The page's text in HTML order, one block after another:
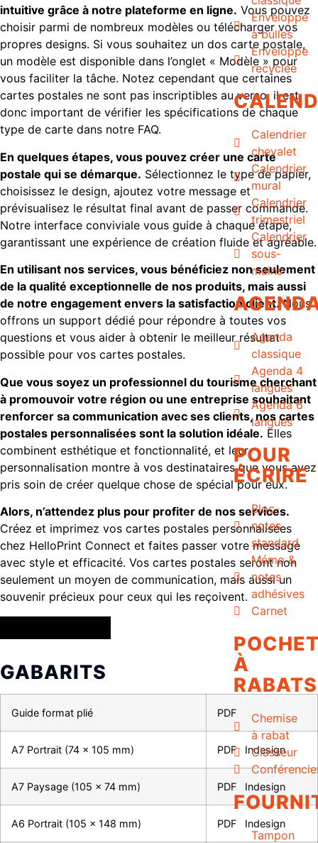
Enveloppe
à bulles
Enveloppe
recyclée
Calendrier
chevalet
Calendrier
mural
Calendrier
trimestriel
Calendrier
sous-
mains
Agenda
classique
Agenda 4
langues
Agenda 6
langues
POUR
ÉCRIRE
Bloc-
notes
standard
Mémo &
notes
adhésives
Carnet
À
RABATS
Chemise
à rabat
Classeur
Tampon
intuitive grâce à notre plateforme en ligne. Vous pouvez
choisir parmi de nombreux modèles ou télécharger vos
propres designs. Si vous souhaitez un dos carte postale,
un modèle est disponible dans l’onglet « Modèle » pour
vous faciliter la tâche. Notez cependant que certaines
cartes postales ne sont pas inscriptibles au verso, il est
donc important de vérifier les spécifications de chaque
type de carte dans notre FAQ.
En quelques étapes, vous pouvez créer une carte
postale qui se démarque. Sélectionnez le type de papier,
choisissez le design, ajoutez votre message et
prévisualisez le résultat final avant de passer commande.
Notre interface conviviale vous guide à chaque étape,
garantissant une expérience de création fluide et agréable.
En utilisant nos services, vous bénéficiez non seulement
de la qualité exceptionnelle de nos produits, mais aussi
de notre engagement envers la satisfaction client. Nous
offrons un support dédié pour répondre à toutes vos
questions et vous aider à obtenir le meilleur résultat
possible pour vos cartes postales.
Que vous soyez un professionnel du tourisme cherchant
à promouvoir votre région ou une entreprise souhaitant
renforcer sa communication avec ses clients, nos cartes
postales personnalisées sont la solution idéale. Elles
combinent esthétique et fonctionnalité, et leur
personnalisation montre à vos destinataires que vous avez
pris soin de créer quelque chose de spécial pour eux.
Alors, n’attendez plus pour profiter de nos services.
Créez et imprimez vos cartes postales personnalisées
chez HelloPrint Connect et faites passer votre message
avec style et efficacité. Vos cartes postales seront non
seulement un moyen de communication, mais aussi un
souvenir précieux pour ceux qui les reçoivent.
GABARITS
Guide format plié PDF
A7 Portrait (74 x 105 mm) PDFIndesign
A7 Paysage (105 x 74 mm) PDF Indesign
A6 Portrait (105 x 148 mm) PDF Indesign